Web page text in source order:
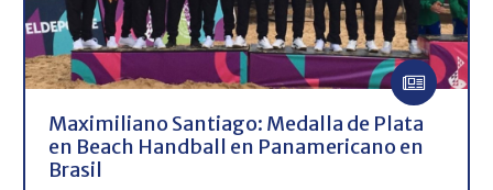
Maximiliano Santiago: Medalla de Plata
en Beach Handball en Panamericano en
Brasil